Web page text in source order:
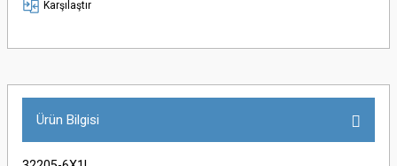
Karşılaştır
Ürün Bilgisi